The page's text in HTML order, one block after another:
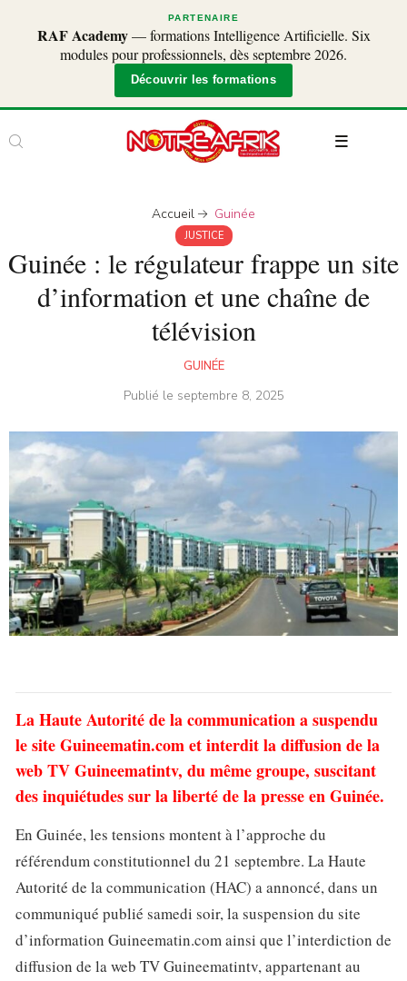
PARTENAIRE
RAF Academy— formations Intelligence Artificielle. Six
modules pour professionnels, dès septembre 2026.
Découvrir les formations
Accueil Guinée
JUSTICE
Guinée : le régulateur frappe un site
d’information et une chaîne de
télévision
GUINÉE
Publié le septembre 8, 2025
La Haute Autorité de la communication a suspendu
le site Guineematin.com et interdit la diffusion de la
web TV Guineematintv, du même groupe, suscitant
des inquiétudes sur la liberté de la presse en Guinée.
En Guinée, les tensions montent à l’approche du
référendum constitutionnel du 21 septembre. La Haute
Autorité de la communication (HAC) a annoncé, dans un
communiqué publié samedi soir, la suspension du site
d’information Guineematin.com ainsi que l’interdiction de
diffusion de la web TV Guineematintv, appartenant au